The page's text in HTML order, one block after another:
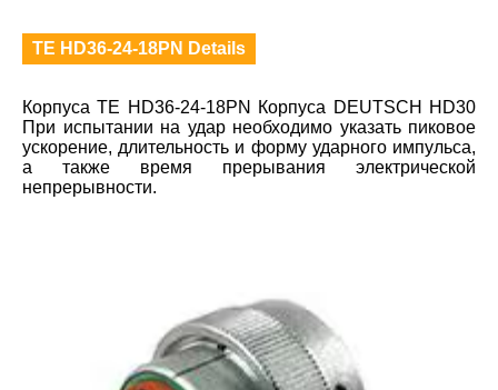
TE HD36-24-18PN Details
Корпуса TE HD36-24-18PN Корпуса DEUTSCH HD30
При испытании на удар необходимо указать пиковое
ускорение, длительность и форму ударного импульса,
а также время прерывания электрической
непрерывности.